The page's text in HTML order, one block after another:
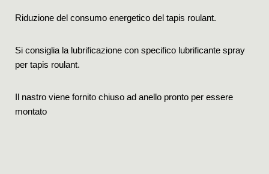
Riduzione del consumo energetico del tapis roulant.
Si consiglia la lubrificazione con specifico lubrificante spray
per tapis roulant.
Il nastro viene fornito chiuso ad anello pronto per essere
montato